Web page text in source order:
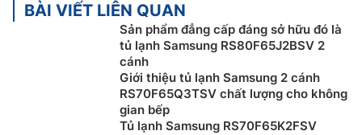
BÀI VIẾT LIÊN QUAN
Sản phẩm đẳng cấp đáng sở hữu đó là
tủ lạnh Samsung RS80F65J2BSV 2
cánh
Giới thiệu tủ lạnh Samsung 2 cánh
RS70F65Q3TSV chất lượng cho không
gian bếp
Tủ lạnh Samsung RS70F65K2FSV